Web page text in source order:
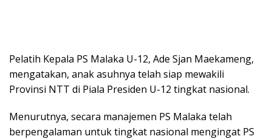
Pelatih Kepala PS Malaka U-12, Ade Sjan Maekameng,
mengatakan, anak asuhnya telah siap mewakili
Provinsi NTT di Piala Presiden U-12 tingkat nasional.
Menurutnya, secara manajemen PS Malaka telah
berpengalaman untuk tingkat nasional mengingat PS